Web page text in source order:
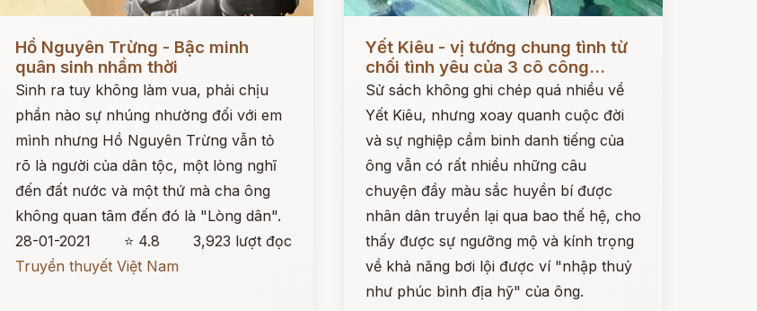
Đọc ngay
Hồ Nguyên Trừng - Bậc minh
quân sinh nhầm thời
Sinh ra tuy không làm vua, phải chịu
phần nào sự nhúng nhường đối với em
mình nhưng Hồ Nguyên Trừng vẫn tỏ
rõ là người của dân tộc, một lòng nghĩ
đến đất nước và một thứ mà cha ông
không quan tâm đến đó là "Lòng dân".
28-01-2021
⭐ 4.8
3,923 lượt đọc
Truyền thuyết Việt Nam
Đọc ngay
Yết Kiêu - vị tướng chung tình từ
chối tình yêu của 3 cô công...
Sử sách không ghi chép quá nhiều về
Yết Kiêu, nhưng xoay quanh cuộc đời
và sự nghiệp cầm binh danh tiếng của
ông vẫn có rất nhiều những câu
chuyện đầy màu sắc huyền bí được
nhân dân truyền lại qua bao thế hệ, cho
thấy được sự ngưỡng mộ và kính trọng
về khả năng bơi lội được ví "nhập thuỷ
như phúc bình địa hỹ" của ông.